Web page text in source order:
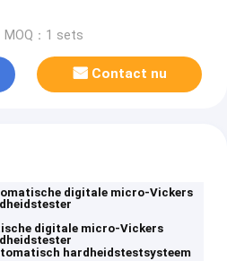
MOQ：1 sets
Contact nu
digitale micro-Vickers
digitale micro-Vickers
hardheidstestsysteem